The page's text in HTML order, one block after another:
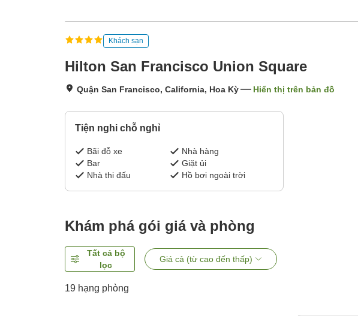
Khách sạn
Hilton San Francisco Union Square
Quận San Francisco, California, Hoa Kỳ Hiển thị trên bản đồ
Tiện nghi chỗ nghỉ
Bãi đỗ xe
Nhà hàng
Bar
Giặt ủi
Nhà thi đấu
Hồ bơi ngoài trời
Khám phá gói giá và phòng
Tất cả bộ
lọc
Giá cả (từ cao đến thấp)
19 hạng phòng